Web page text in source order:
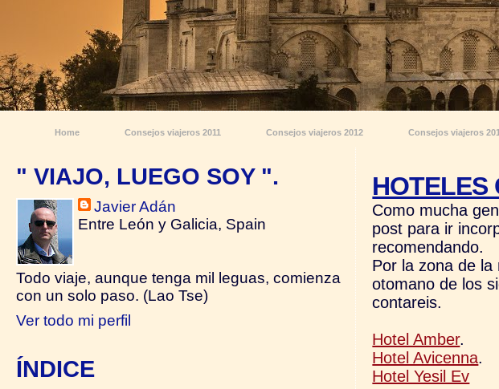
Home Consejos viajeros 2011 Consejos viajeros 2012 Consejos viajeros
HOTELES
Como mucha
post para ir
recomendando.
Por la zona de
otomano de los
contareis.
Hotel Amber.
Hotel Avicenna.
Hotel Yesil Ev
" VIAJO, LUEGO SOY ".
Javier Adán
Entre León y Galicia, Spain
Todo viaje, aunque tenga mil leguas, comienza
con un solo paso. (Lao Tse)
Ver todo mi perfil
ÍNDICE